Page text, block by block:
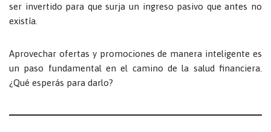
ser invertido para que surja un ingreso pasivo que antes no
existía.
Aprovechar ofertas y promociones de manera inteligente es
un paso fundamental en el camino de la salud financiera.
¿Qué esperás para darlo?